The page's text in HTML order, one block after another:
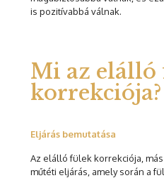
is pozitívabbá válnak.
Mi az elálló
korrekciója?
Eljárás bemutatása
Az elálló fülek korrekciója,
műtéti eljárás, amely során a